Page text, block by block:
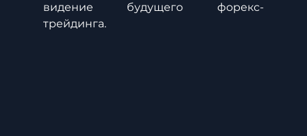
видение будущего форекс-
трейдинга.